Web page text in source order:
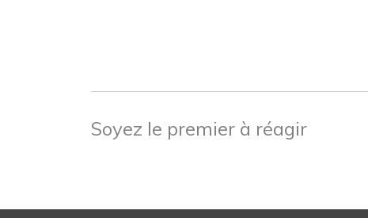
Soyez le premier à réagir